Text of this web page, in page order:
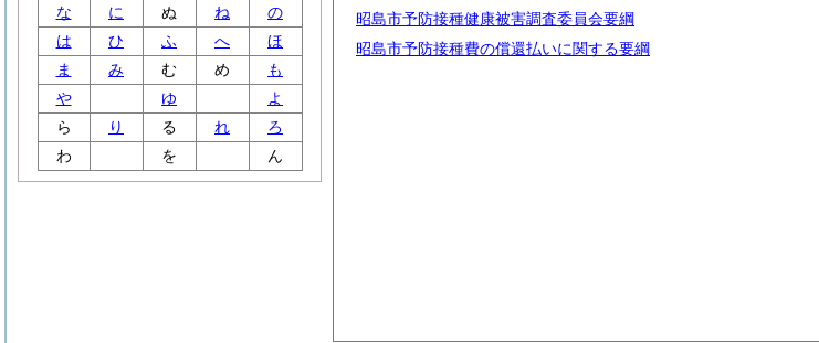
昭島市予防接種健康被害調査委員会要綱
昭島市予防接種費の償還払いに関する要綱
な
に ぬ ね
の
は
ひ ふ へ
ほ
ま
み む め
も
や
ゆ
よ
ら
り る れ
ろ
わ
を ん